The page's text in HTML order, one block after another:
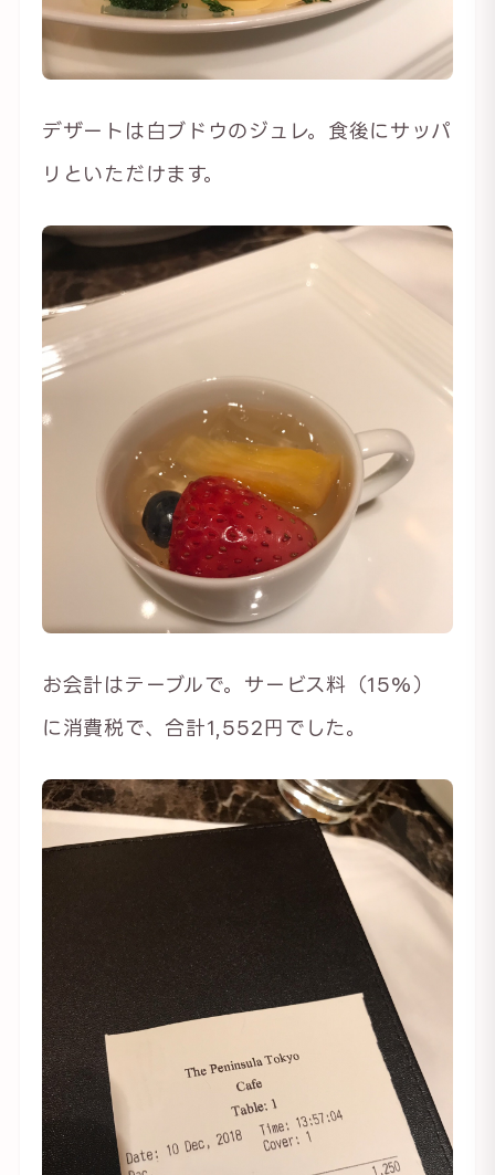
デザートは白ブドウのジュレ。食後にサッパ
リといただけます。
お会計はテーブルで。サービス料（15%）
に消費税で、合計1,552円でした。